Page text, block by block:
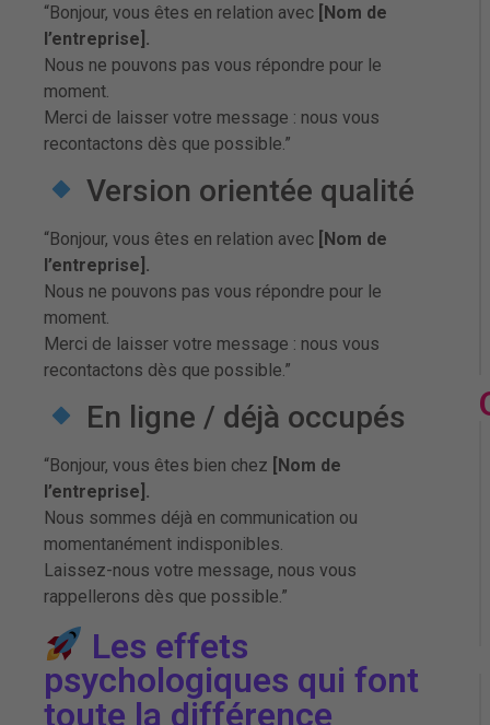
“Bonjour, vous êtes en relation avec [Nom de
l’entreprise].
Nous ne pouvons pas vous répondre pour le
moment.
Merci de laisser votre message : nous vous
recontactons dès que possible.”
Version orientée qualité
“Bonjour, vous êtes en relation avec [Nom de
l’entreprise].
Nous ne pouvons pas vous répondre pour le
moment.
Merci de laisser votre message : nous vous
recontactons dès que possible.”
En ligne / déjà occupés
“Bonjour, vous êtes bien chez [Nom de
l’entreprise].
Nous sommes déjà en communication ou
momentanément indisponibles.
Laissez-nous votre message, nous vous
rappellerons dès que possible.”
Les effets
psychologiques qui font
toute la différence